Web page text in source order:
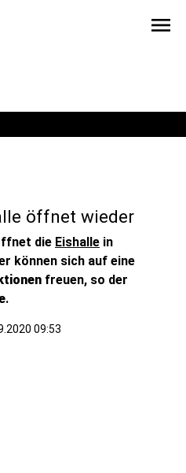
menu
öffnet wieder
die Eishalle in
können sich auf eine
freuen, so der
.
09:53